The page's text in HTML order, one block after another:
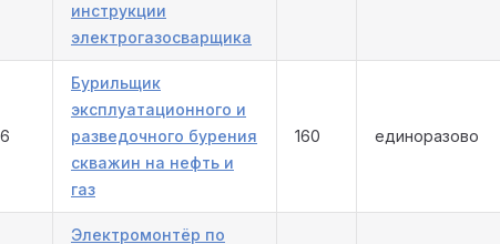
инструкции
электрогазосварщика
Бурильщик
эксплуатационного и
разведочного бурения
скважин на нефть и
газ
160 единоразово
Электромонтёр по